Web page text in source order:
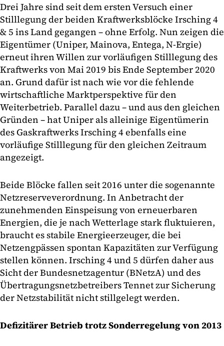
Drei Jahre sind seit dem ersten Versuch einer
Stilllegung der beiden Kraftwerksblöcke Irsching 4
& 5 ins Land gegangen – ohne Erfolg. Nun zeigen die
Eigentümer (Uniper, Mainova, Entega, N-Ergie)
erneut ihren Willen zur vorläufigen Stilllegung des
Kraftwerks von Mai 2019 bis Ende September 2020
an. Grund dafür ist nach wie vor die fehlende
wirtschaftliche Marktperspektive für den
Weiterbetrieb. Parallel dazu – und aus den gleichen
Gründen – hat Uniper als alleinige Eigentümerin
des Gaskraftwerks Irsching 4 ebenfalls eine
vorläufige Stilllegung für den gleichen Zeitraum
angezeigt.
Beide Blöcke fallen seit 2016 unter die sogenannte
Netzreserveverordnung. In Anbetracht der
zunehmenden Einspeisung von erneuerbaren
Energien, die je nach Wetterlage stark fluktuieren,
braucht es stabile Energieerzeuger, die bei
Netzengpässen spontan Kapazitäten zur Verfügung
stellen können. Irsching 4 und 5 dürfen daher aus
Sicht der Bundesnetzagentur (BNetzA) und des
Übertragungsnetzbetreibers Tennet zur Sicherung
der Netzstabilität nicht stillgelegt werden.
Defizitärer Betrieb trotz Sonderregelung von 2013